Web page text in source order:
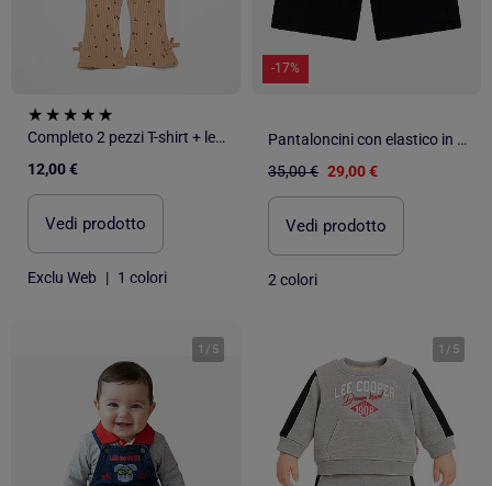
Completo 2 pezzi T-shirt + leggings
12,00 €
Vedi prodotto
Exclu Web | 1 colori
-17%
Pantaloncini con elastico in vita - Levi's Kids
35,00 € 29,00 €
Vedi prodotto
2 colori
1 / 5 1 / 5